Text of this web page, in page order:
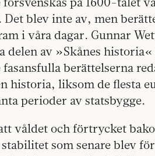
blev inte av, men
i våra dagar. Gunnar
delen av »Skånes
berättelserna
historia, liksom de flesta
perioder av statsbygge.
våldet och förtrycket
som senare blev